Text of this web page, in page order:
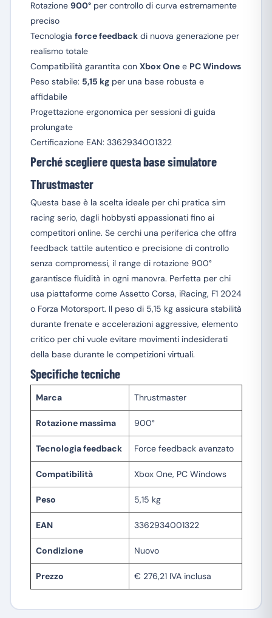
Rotazione 900°per controllo di curva estremamente
preciso
Tecnologia force feedbackdi nuova generazione per
realismo totale
Compatibilità garantita con Xbox Onee PC Windows
Peso stabile: 5,15 kgper una base robusta e
affidabile
Progettazione ergonomica per sessioni di guida
prolungate
Certificazione EAN: 3362934001322
Perché scegliere questa base simulatore
Thrustmaster
Questa base è la scelta ideale per chi pratica sim
racing serio, dagli hobbysti appassionati fino ai
competitori online. Se cerchi una periferica che offra
feedback tattile autentico e precisione di controllo
senza compromessi, il range di rotazione 900°
garantisce fluidità in ogni manovra. Perfetta per chi
usa piattaforme come Assetto Corsa, iRacing, F1 2024
o Forza Motorsport. Il peso di 5,15 kg assicura stabilità
durante frenate e accelerazioni aggressive, elemento
critico per chi vuole evitare movimenti indesiderati
della base durante le competizioni virtuali.
Specifiche tecniche
Marca Thrustmaster
Rotazione massima 900°
Tecnologia feedback Force feedback avanzato
Compatibilità Xbox One, PC Windows
Peso 5,15 kg
EAN 3362934001322
Condizione Nuovo
Prezzo € 276,21 IVA inclusa